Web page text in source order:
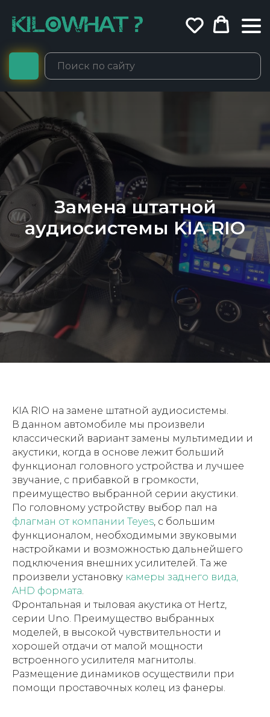
Замена штатной
аудиосистемы KIA RIO
KIA RIO на замене штатной аудиосистемы.
В данном автомобиле мы произвели
классический вариант замены мультимедии и
акустики, когда в основе лежит больший
функционал головного устройства и лучшее
звучание, с прибавкой в громкости,
преимущество выбранной серии акустики.
По головному устройству выбор пал на
флагман от компании Teyes , с большим
функционалом, необходимыми звуковыми
настройками и возможностью дальнейшего
подключения внешних усилителей. Та же
произвели установку камеры заднего вида,
AHD формата
Фронтальная и тыловая акустика от Hertz,
серии Uno. Преимущество выбранных
моделей, в высокой чувствительности и
хорошей отдачи от малой мощности
встроенного усилителя магнитолы.
Размещение динамиков осуществили при
помощи проставочных колец из фанеры.